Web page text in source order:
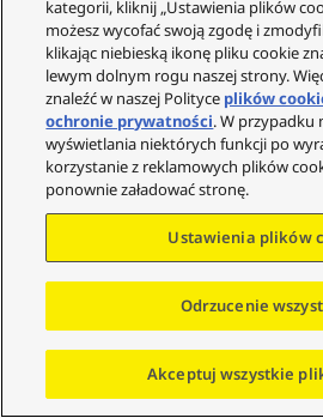
Typ Równowaga
Długość efektywn
a
230 mm
Przewieszenie 15 mm
Błąd kąta śledzeni W granicach
ym rowku
ach 0° 32'
ku płyty 30
kategorii, kliknij „Ustawienia plików
możesz wycofać swoją zgodę i
klikając niebieską ikonę pliku cookie
lewym dolnym rogu naszej strony.
znaleźć w naszej Polityce plików
ochronie prywatności. W przypadku
wyświetlania niektórych funkcji po
korzystanie z reklamowych plików
ponownie załadować stronę.
Ustawienia plików
Odrzucenie
Akceptuj wszystkie